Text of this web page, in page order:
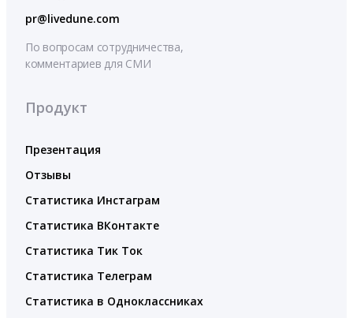
pr@livedune.com
По вопросам сотрудничества,
комментариев для СМИ
Продукт
Презентация
Отзывы
Статистика Инстаграм
Статистика ВКонтакте
Статистика Тик Ток
Статистика Телеграм
Статистика в Одноклассниках